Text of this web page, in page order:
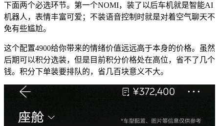
下面两个必选环节。第一个NOMI，装了以后车机就是智能AI
机器人，表情丰富可爱；不装语音控制时就是对着空气聊天不
免有些尴尬。
这个配置4900给你带来的情绪价值远远高于本身的价格。虽然
后期可以积分选装，但是目前积分价格处在高位，省不了几个
钱。积分下单装要排队的，省几百块意义不大。